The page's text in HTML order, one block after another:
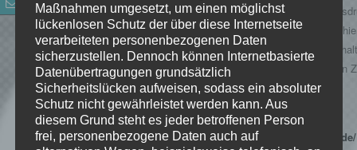
Kontaktdaten durch Dritte zur Übersendung von nicht
angeforderter Werbung und Informationsmaterialien wird
ausdrücklich widersprochen. Die Betreiber der Seiten
ausdrücklich rechtliche Schritte im Falle der unverlangten
von Werbeinformationen, etwa durch Spam-Mails, vor.
Bilder in Bannern
Einige Bilder in Banner wurden vonhttp://pixabay.com/de/
Maßnahmen umgesetzt, um einen möglichst
lückenlosen Schutz der über diese Internetseite
verarbeiteten personenbezogenen Daten
sicherzustellen. Dennoch können Internetbasierte
Datenübertragungen grundsätzlich
Sicherheitslücken aufweisen, sodass ein absoluter
Schutz nicht gewährleistet werden kann. Aus
diesem Grund steht es jeder betroffenen Person
frei, personenbezogene Daten auch auf